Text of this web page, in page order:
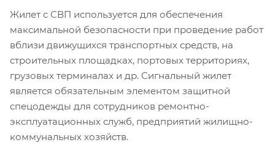
Жилет с СВП используется для обеспечения
максимальной безопасности при проведение работ
вблизи движущихся транспортных средств, на
строительных площадках, портовых территориях,
грузовых терминалах и др. Сигнальный жилет
является обязательным элементом защитной
спецодежды для сотрудников ремонтно-
эксплуатационных служб, предприятий жилищно-
коммунальных хозяйств.